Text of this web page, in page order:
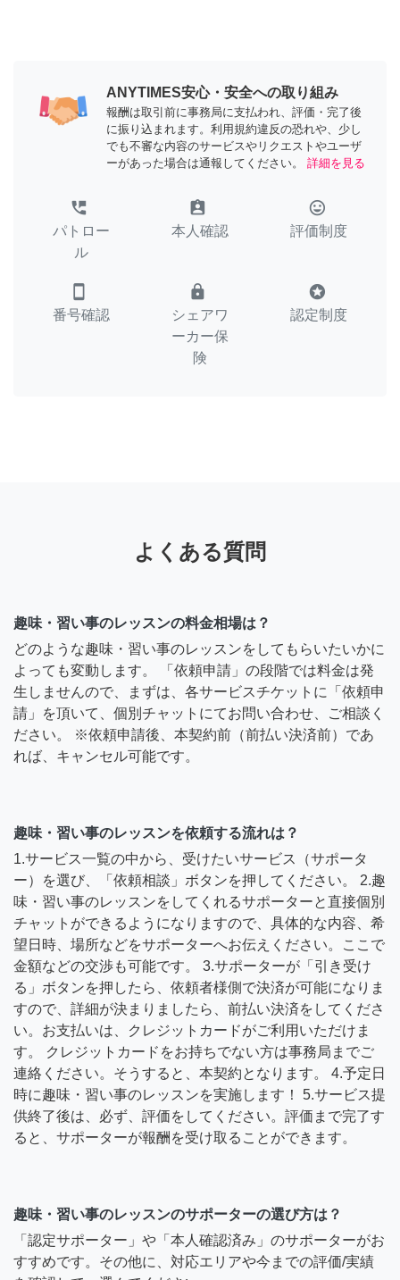
ANYTIMES安心・安全への取り組み
報酬は取引前に事務局に支払われ、評価・完了後
に振り込まれます。利用規約違反の恐れや、少し
でも不審な内容のサービスやリクエストやユーザ
ーがあった場合は通報してください。
詳細を見る
perm_phone_msg
パトロー
ル
assignment_ind
本人確認
tag_faces
評価制度
smartphone
番号確認
lock
シェアワ
ーカー保
険
stars
認定制度
よくある質問
趣味・習い事のレッスンの料金相場は？
どのような趣味・習い事のレッスンをしてもらいたいかに
よっても変動します。 「依頼申請」の段階では料金は発
生しませんので、まずは、各サービスチケットに「依頼申
請」を頂いて、個別チャットにてお問い合わせ、ご相談く
ださい。 ※依頼申請後、本契約前（前払い決済前）であ
れば、キャンセル可能です。
趣味・習い事のレッスンを依頼する流れは？
1.サービス一覧の中から、受けたいサービス（サポータ
ー）を選び、「依頼相談」ボタンを押してください。 2.趣
味・習い事のレッスンをしてくれるサポーターと直接個別
チャットができるようになりますので、具体的な内容、希
望日時、場所などをサポーターへお伝えください。ここで
金額などの交渉も可能です。 3.サポーターが「引き受け
る」ボタンを押したら、依頼者様側で決済が可能になりま
すので、詳細が決まりましたら、前払い決済をしてくださ
い。お支払いは、クレジットカードがご利用いただけま
す。 クレジットカードをお持ちでない方は事務局までご
連絡ください。そうすると、本契約となります。 4.予定日
時に趣味・習い事のレッスンを実施します！ 5.サービス提
供終了後は、必ず、評価をしてください。評価まで完了す
ると、サポーターが報酬を受け取ることができます。
趣味・習い事のレッスンのサポーターの選び方は？
「認定サポーター」や「本人確認済み」のサポーターがお
すすめです。その他に、対応エリアや今までの評価/実績